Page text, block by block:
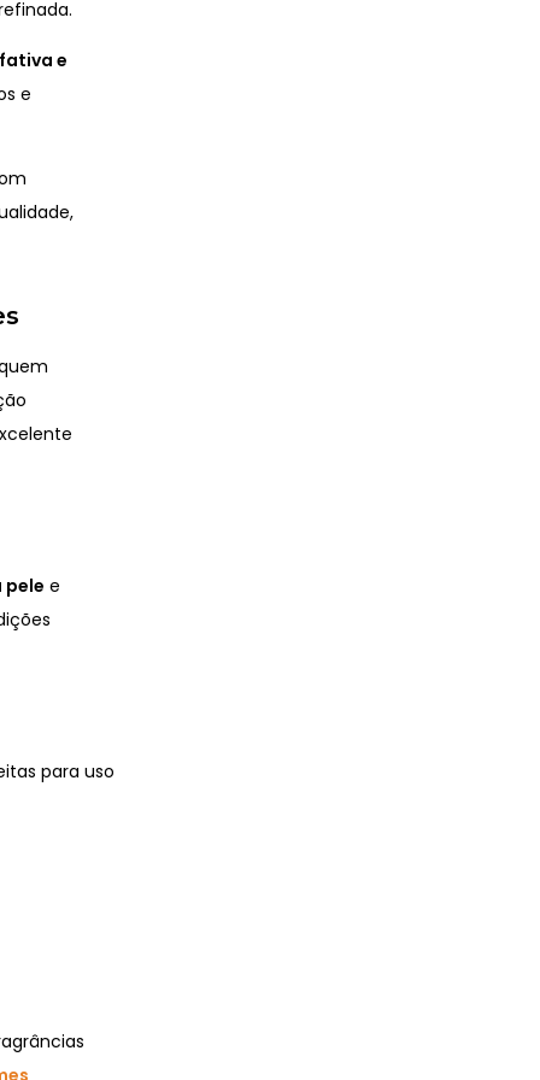
e
e
pele e
para uso